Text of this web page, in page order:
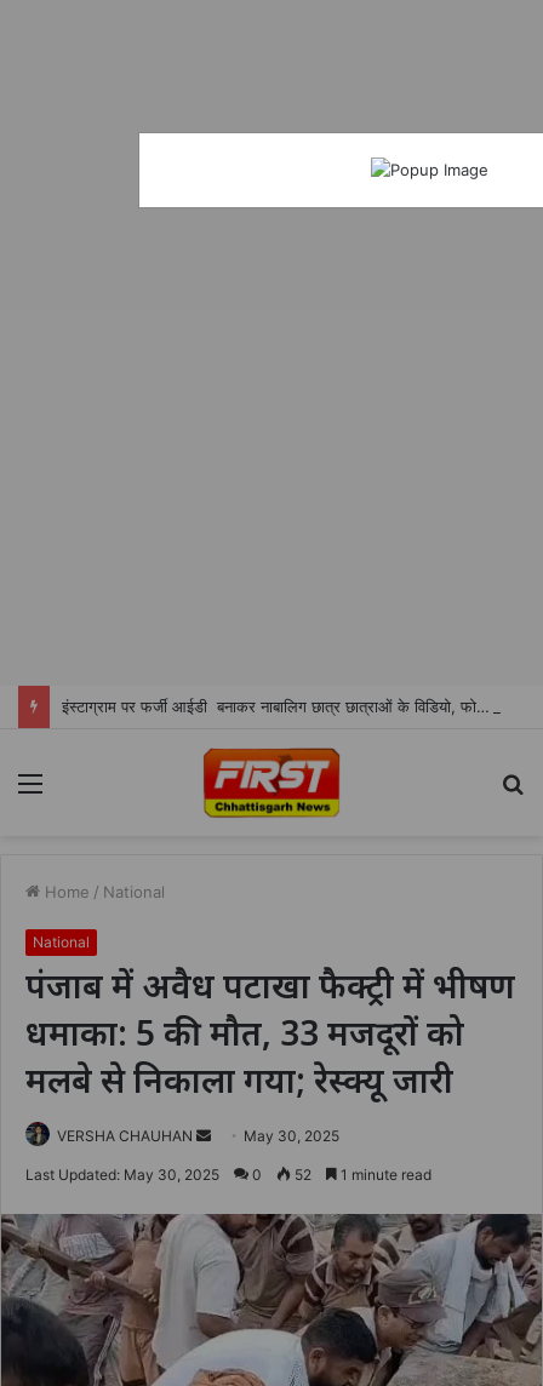
इंस्टाग्राम पर फर्जी आईडी बनाकर नाबालिग छात्र छात्राओं के विडियो, फोटो शेयर करने वाला शातिर सोनू ओमरे चढा पुलिस के हत्थे
Menu
Home / National
National
पंजाब में अवैध पटाखा फैक्ट्री में भीषण
धमाका: 5 की मौत, 33 मजदूरों को
मलबे से निकाला गया; रेस्क्यू जारी
VERSHA CHAUHAN
Send May 30, 2025
Last Updated: May 30, 2025 0 52 1 minute read